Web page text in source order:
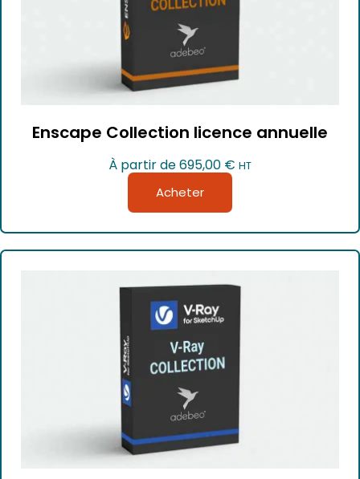
Enscape Collection licence annuelle
À partir de 695,00 € HT
Acheter